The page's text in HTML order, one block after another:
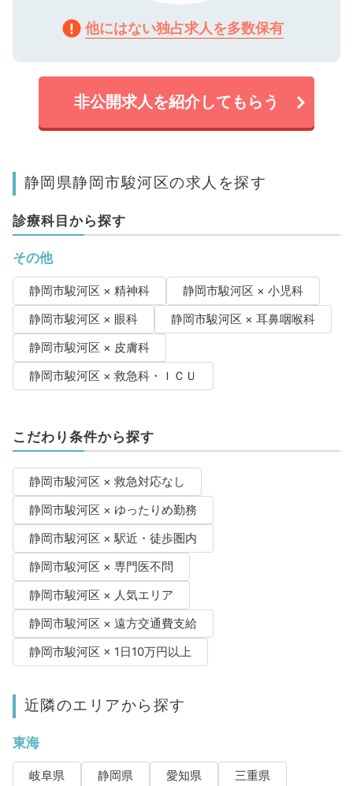
他にはない独占求人を多数保有
非公開求人を紹介してもらう
静岡県静岡市駿河区の求人を探す
診療科目から探す
その他
静岡市駿河区 × 精神科
静岡市駿河区 × 小児科
静岡市駿河区 × 眼科
静岡市駿河区 × 耳鼻咽喉科
静岡市駿河区 × 皮膚科
静岡市駿河区 × 救急科・ＩＣＵ
こだわり条件から探す
静岡市駿河区 × 救急対応なし
静岡市駿河区 × ゆったりめ勤務
静岡市駿河区 × 駅近・徒歩圏内
静岡市駿河区 × 専門医不問
静岡市駿河区 × 人気エリア
静岡市駿河区 × 遠方交通費支給
静岡市駿河区 × 1日10万円以上
近隣のエリアから探す
東海
岐阜県 静岡県 愛知県 三重県